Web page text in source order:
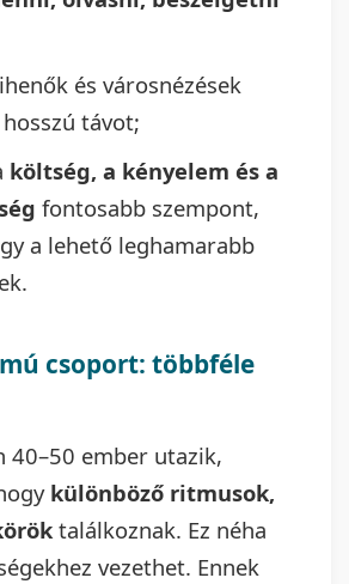
és városnézések
távot;
költség, a kényelem és a
fontosabb szempont,
a lehető leghamarabb
csoport: többféle
40–50 ember utazik,
különböző ritmusok,
találkoznak. Ez néha
vezethet. Ennek